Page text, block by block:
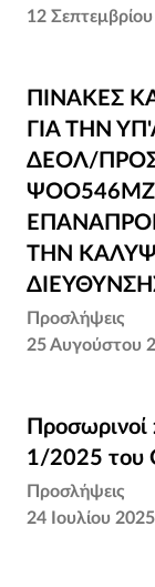
12
ΠΙΝΑΚΕΣ
ΤΗΝ
ΠΡΟΣ/
ΕΠΙΠΕΔΟΥ
ΠΙΝΑΚΕΣ
ΓΙΑ ΤΗΝ
ΔΕΟΛ/
ΤΗΝ
Προσλήψεις
25 Αυγούστου
1/2025 του
1/2025 του
Προσλήψεις
24 Ιουλίου 2025